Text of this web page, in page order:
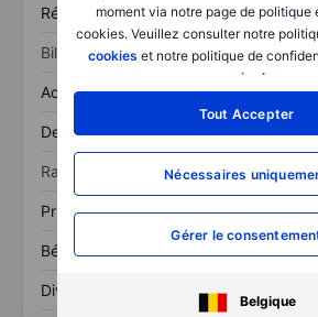
moment via notre page de politique
cookies. Veuillez consulter notre
cookies et notre politique de
savoir plus
Tout Accepter
Nécessaires
Gérer le
Belgique
Résultat net
Bilan
Actif total
Dette totale
Ratios
Prix / ventes
Bénéfice par action
Dividende par action